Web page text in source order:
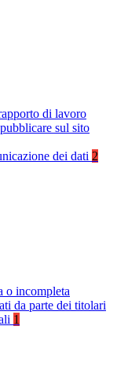
di lavoro
sul sito
dei dati 2
o incompleta
da parte dei titolari
1